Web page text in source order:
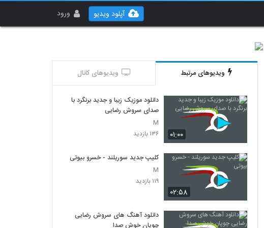
ورود آپلود ویدیو
ویدیوهای مرتبط ویدیوهای کانال
۰۱:۰۰
دانلود موزیک زیبا و جدید برنگرد با
صدای سروش رضایی
M
۱۳۶ بازدید
۰۲:۵۸
کلیپ جدید سوریلند - خسرو بیوتی
M
۱۱۹ بازدید
دانلود آهنگ های سروش رضایی
چوپان خوش صدا